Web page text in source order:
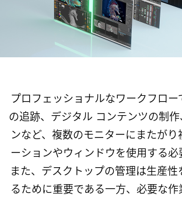
プロフェッショナルなワークフロ
の追跡、デジタル コンテンツの制
ンなど、複数のモニターにまたがり
ーションやウィンドウを使用する必
また、デスクトップの管理は生産性
るために重要である一方、必要な作